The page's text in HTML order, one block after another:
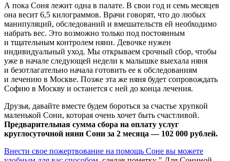
А пока Соня лежит одна в палате. В свои год и семь месяцев
она весит 6,5 килограммов. Врачи говорят, что до любых
манипуляций, обследований и вмешательств ей необходимо
набрать вес. Это возможно только под постоянным
и тщательным контролем няни. Девочке нужен
индивидуальный уход. Мы открываем срочный сбор, чтобы
уже в начале следующей недели к малышке выехала няня
и безотлагательно начала готовить ее к обследованиям
и лечению в Москве. Позже эта же няня будет сопровождать
Софию в Москву и останется с ней до конца лечения.
Друзья, давайте вместе будем бороться за счастье хрупкой
маленькой Сони, которая очень хочет быть счастливой.
Предварительная сумма сбора на оплату услуг
круглосуточной няни Сони за 2 месяца — 102 000 рублей.
Внести свое пожертвование на помощь Соне вы можете